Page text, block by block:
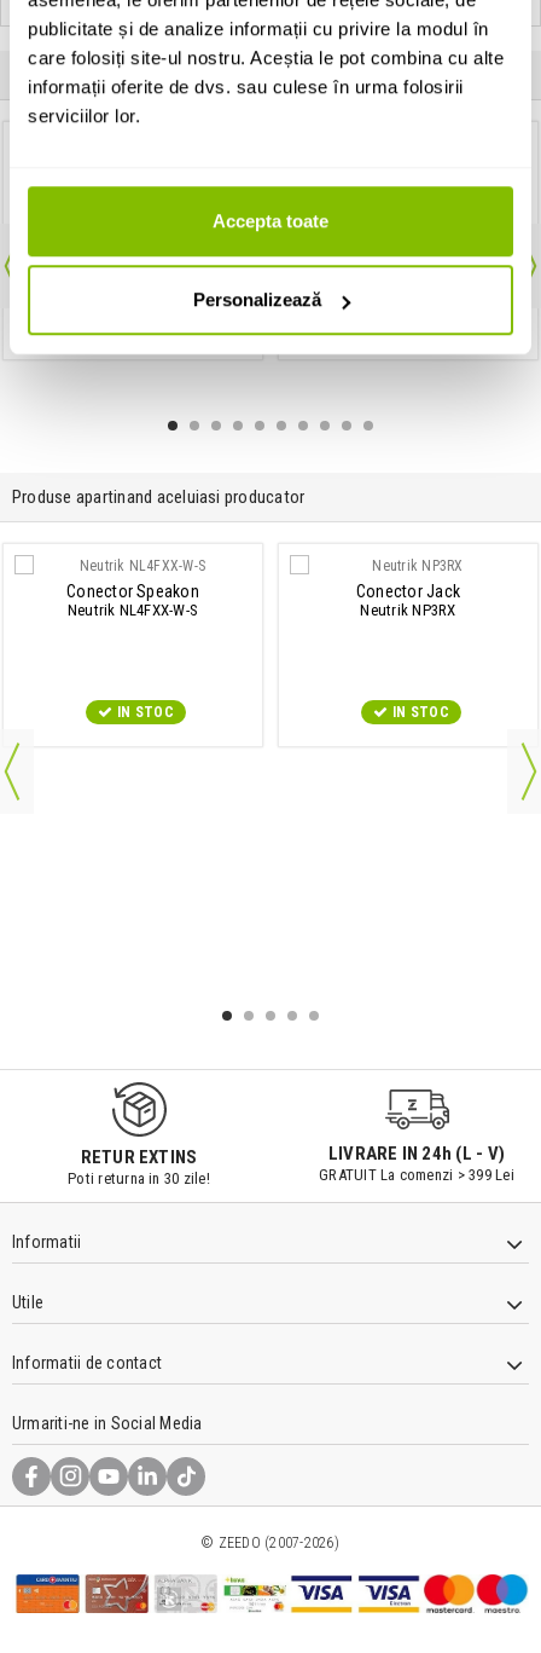
publicitate și de analize informații cu privire la modul în
care folosiți site-ul nostru. Aceștia le pot combina cu alte
informații oferite de dvs. sau culese în urma folosirii
serviciilor lor.
Accepta toate
Personalizează
Clientii care au cumparat acest produs au mai cumparat si:
Neutrik NAC3F-TRUE1-L
43 Lei
ADAUGA IN COS
Speakon
20 Lei
ADAUGA IN COS
Produse apartinand aceluiasi producator
Conector Speakon
Neutrik NL4FXX-W-S
IN STOC
Conector Jack
Neutrik NP3RX
IN STOC
RETUR EXTINS
Poti returna in 30 zile!
LIVRARE IN 24h (L - V)
GRATUIT La comenzi > 399 Lei
Informatii
Utile
Informatii de contact
Urmariti-ne in Social Media
© ZEEDO (2007-2026)